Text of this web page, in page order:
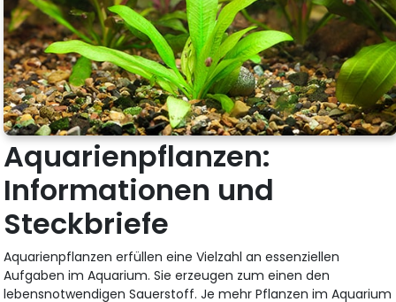
Aquarienpflanzen:
Informationen und
Steckbriefe
Aquarienpflanzen erfüllen eine Vielzahl an essenziellen
Aufgaben im Aquarium. Sie erzeugen zum einen den
lebensnotwendigen Sauerstoff. Je mehr Pflanzen im Aquarium